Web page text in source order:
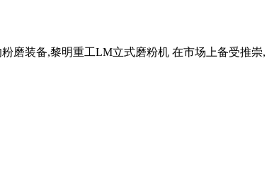
磨装备,黎明重工LM立式磨粉机 在市场上备受推崇,